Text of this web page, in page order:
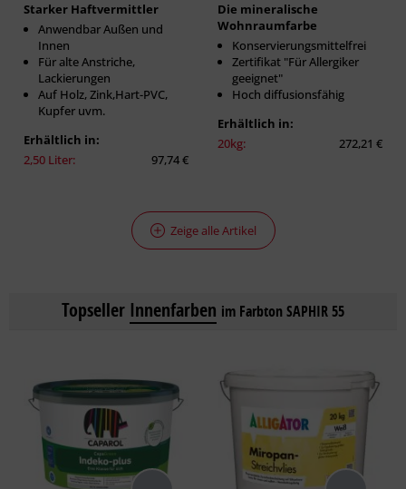
Starker Haftvermittler
Anwendbar Außen und
Innen
Für alte Anstriche,
Lackierungen
Auf Holz, Zink,Hart-PVC,
Kupfer uvm.
Erhältlich in:
2,50 Liter:
97,74 €
Die mineralische
Wohnraumfarbe
Konservierungsmittelfrei
Zertifikat "Für Allergiker
geeignet"
Hoch diffusionsfähig
Erhältlich in:
20kg:
272,21 €
Zeige alle Artikel
Topseller Innenfarben im Farbton SAPHIR 55